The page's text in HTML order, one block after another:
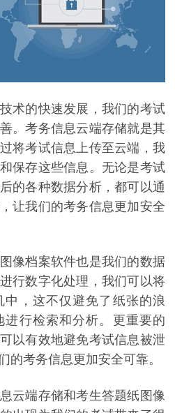
的快速发展，我们的考试
。考务信息云端存储就是其
将考试信息上传至云端，我
保存这些信息。无论是考试
的各种数据分析，都可以通
让我们的考务信息更加安全
档案软件也是我们的数据
行数字化处理，我们可以将
，这不仅避免了纸张的浪
进行检索和分析。更重要的
以有效地避免考试信息被泄
的考务信息更加安全可靠。
端存储和考生答题纸图像